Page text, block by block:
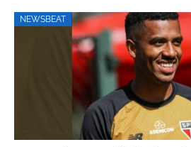
NEWSBEAT